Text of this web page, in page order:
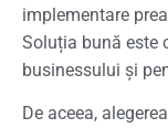
implementare
Soluția bună este
businessului și
De aceea,